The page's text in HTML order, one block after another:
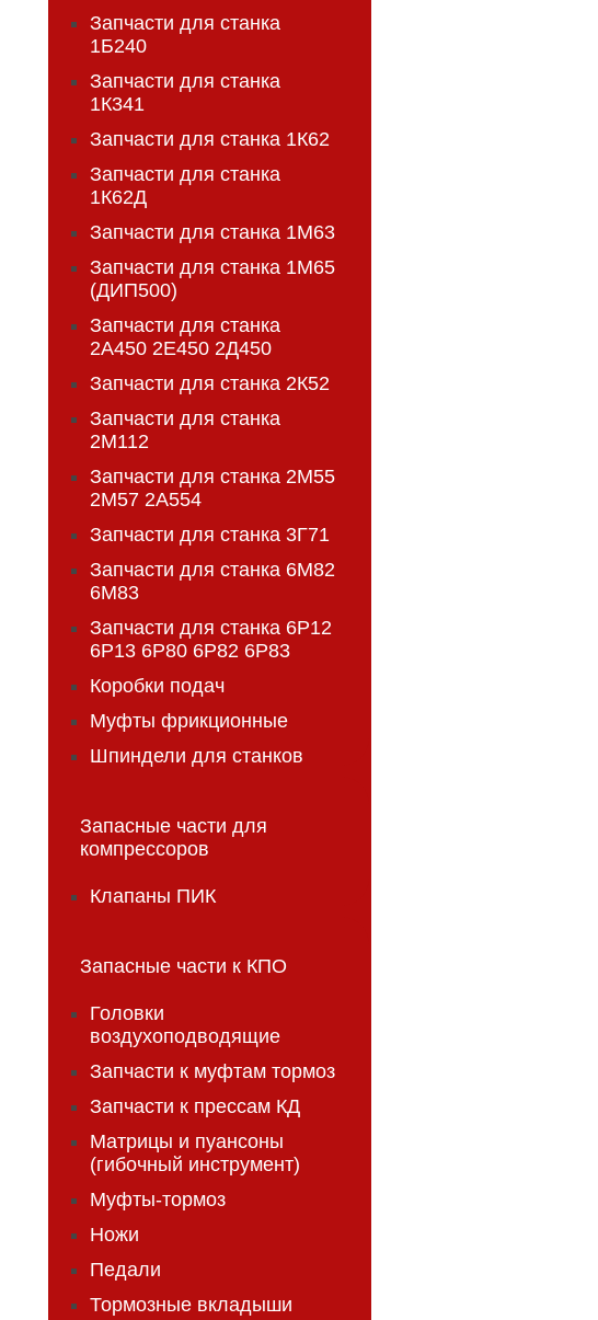
Запчасти для станка
1Б240
Запчасти для станка
1К341
Запчасти для станка 1К62
Запчасти для станка
1К62Д
Запчасти для станка 1М63
Запчасти для станка 1М65
(ДИП500)
Запчасти для станка
2А450 2Е450 2Д450
Запчасти для станка 2К52
Запчасти для станка
2М112
Запчасти для станка 2М55
2М57 2А554
Запчасти для станка 3Г71
Запчасти для станка 6М82
6М83
Запчасти для станка 6Р12
6Р13 6Р80 6Р82 6Р83
Коробки подач
Муфты фрикционные
Шпиндели для станков
Запасные части для
компрессоров
Клапаны ПИК
Запасные части к КПО
Головки
воздухоподводящие
Запчасти к муфтам тормоз
Запчасти к прессам КД
Матрицы и пуансоны
(гибочный инструмент)
Муфты-тормоз
Ножи
Педали
Тормозные вкладыши